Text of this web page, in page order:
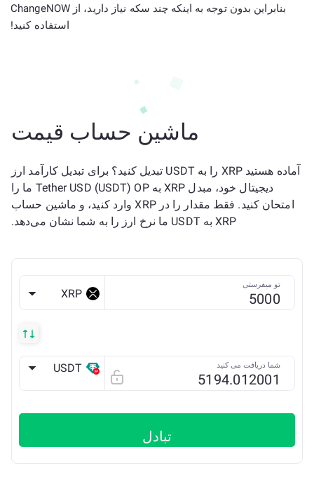
بنابراین بدون توجه به اینکه چند سکه نیاز دارید، از ChangeNOW
استفاده کنید!
ماشین حساب قیمت
آماده هستید XRP را به USDT تبدیل کنید؟ برای تبدیل کارآمد ارز
دیجیتال خود، مبدل XRP به Tether USD (USDT) OP ما را
امتحان کنید. فقط مقدار را در XRP وارد کنید، و ماشین حساب
XRP به USDT ما نرخ ارز را به شما نشان می‌دهد.
تو میفرستی
XRP
شما دریافت می کنید USDT
تبادل